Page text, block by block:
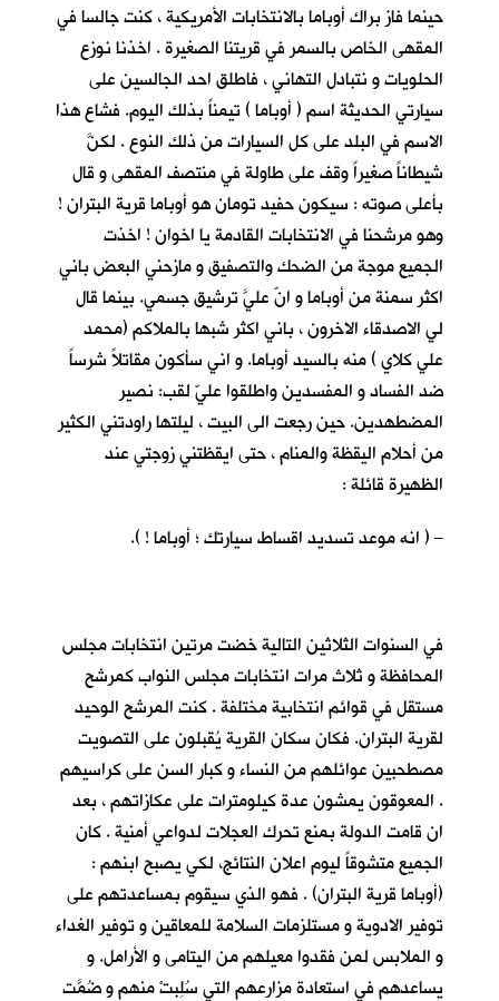
حينما فاز براك أوباما بالانتخابات الأمريكية ، كنت جالسا في
المقهى الخاص بالسمر في قريتنا الصغيرة . اخذنا نوزع
الحلويات و نتبادل التهاني ، فاطلق احد الجالسين على
سيارتي الحديثة اسم ( أوباما ) تيمناً بذلك اليوم. فشاع هذا
الاسم في البلد على كل السيارات من ذلك النوع . لكنَّ
شيطاناً صغيراً وقف على طاولة في منتصف المقهى و قال
بأعلى صوته : سيكون حفيد تومان هو أوباما قرية البتران !
وهو مرشحنا في الانتخابات القادمة يا اخوان ! اخذت
الجميع موجة من الضحك والتصفيق و مازحني البعض باني
اكثر سمنة من أوباما و انّ عليَّ ترشيق جسمي. بينما قال
لي الاصدقاء الاخرون ، باني اكثر شبها بالملاكم (محمد
علي كلاي ) منه بالسيد أوباما. و اني سأكون مقاتلاً شرساً
ضد الفساد و المفسدين واطلقوا عليّ لقب: نصير
المضطهدين. حين رجعت الى البيت ، ليلتها راودتني الكثير
من أحلام اليقظة والمنام ، حتى ايقظتني زوجتي عند
الظهيرة قائلة :
– ( انه موعد تسديد اقساط سيارتك ؛ أوباما ! ).
في السنوات الثلاثين التالية خضت مرتين انتخابات مجلس
المحافظة و ثلاث مرات انتخابات مجلس النواب كمرشح
مستقل في قوائم انتخابية مختلفة . كنت المرشح الوحيد
لقرية البتران. فكان سكان القرية يُقبلون على التصويت
مصطحبين عوائلهم من النساء و كبار السن على كراسيهم
. المعوقون يمشون عدة كيلومترات على عكازاتهم ، بعد
ان قامت الدولة بمنع تحرك العجلات لدواعي أمنية . كان
الجميع متشوقاً ليوم اعلان النتائج، لكي يصبح ابنهم :
(أوباما قرية البتران) . فهو الذي سيقوم بمساعدتهم على
توفير الادوية و مستلزمات السلامة للمعاقين و توفير الغداء
و الملابس لمن فقدوا معيلهم من اليتامى و الأرامل. و
يساعدهم في استعادة مزارعهم التي سُلِبتْ منهم و ضُمَّت